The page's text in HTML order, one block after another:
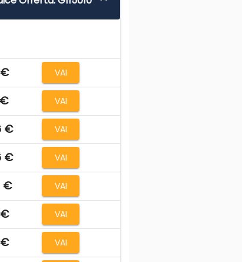
€ VAI
VAI
€ VAI
€ VAI
€ VAI
€ VAI
€ VAI